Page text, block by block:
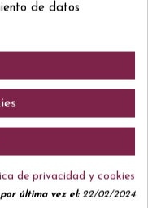
momento.
de datos
de privacidad y cookies
última vez el:22/02/2024